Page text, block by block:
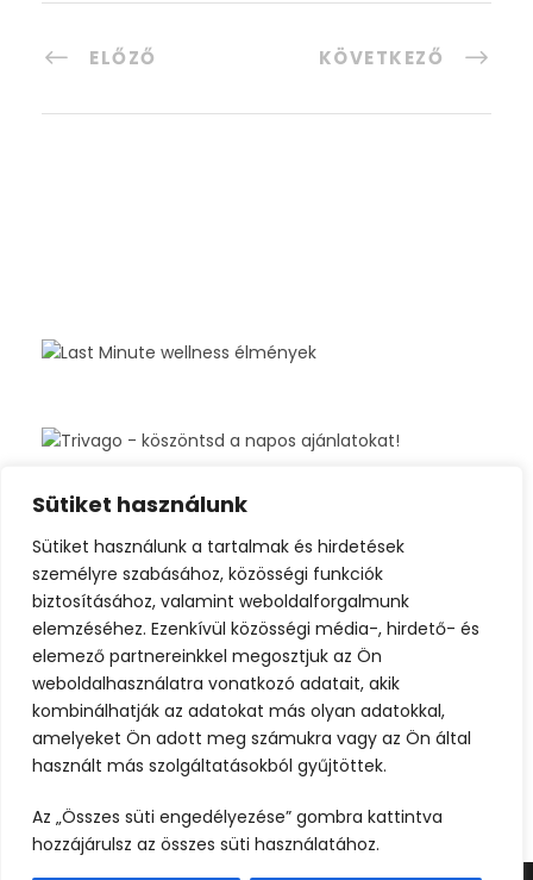
Sütiket használunk
Sütiket használunk a tartalmak és hirdetések
személyre szabásához, közösségi funkciók
biztosításához, valamint weboldalforgalmunk
elemzéséhez. Ezenkívül közösségi média-, hirdető- és
elemező partnereinkkel megosztjuk az Ön
weboldalhasználatra vonatkozó adatait, akik
kombinálhatják az adatokat más olyan adatokkal,
amelyeket Ön adott meg számukra vagy az Ön által
használt más szolgáltatásokból gyűjtöttek.
Az „Összes süti engedélyezése” gombra kattintva
hozzájárulsz az összes süti használatához.
ELŐZŐ KÖVETKEZŐ